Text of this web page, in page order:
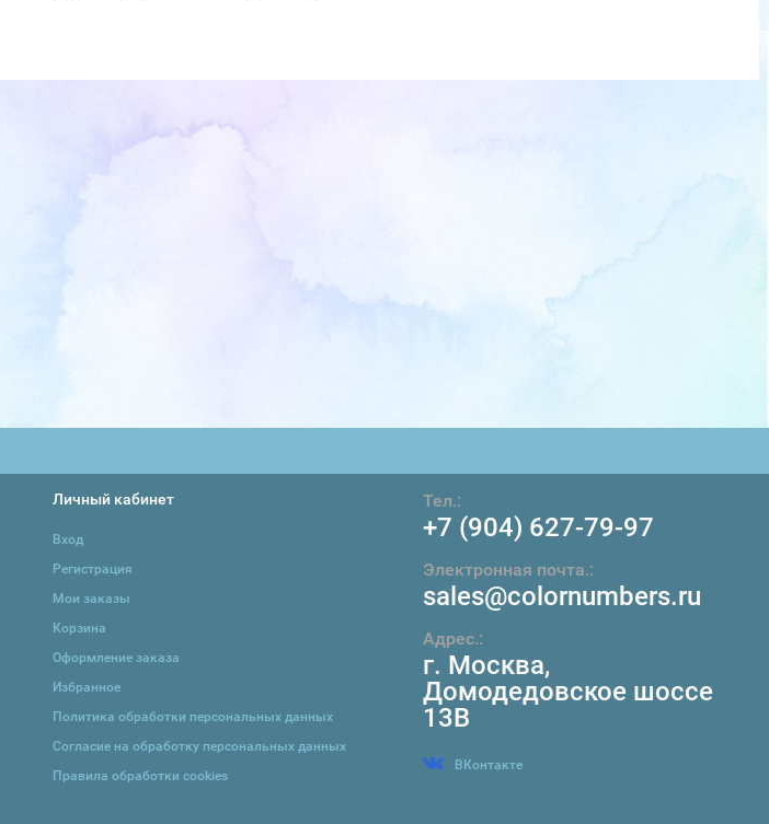
Личный кабинет
Вход
Регистрация
Мои заказы
Корзина
Оформление заказа
Избранное
Политика обработки персональных данных
Согласие на обработку персональных данных
Правила обработки cookies
Тел.:
+7 (904) 627-79-97
Электронная почта.:
sales@colornumbers.ru
Адрес.:
г. Москва,
Домодедовское шоссе
13В
ВКонтакте